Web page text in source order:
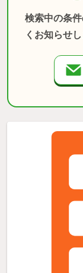
検索中の条
くお知らせ